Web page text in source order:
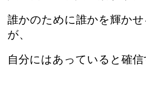
誰かのために誰かを輝か
が、
自分にはあっていると確信